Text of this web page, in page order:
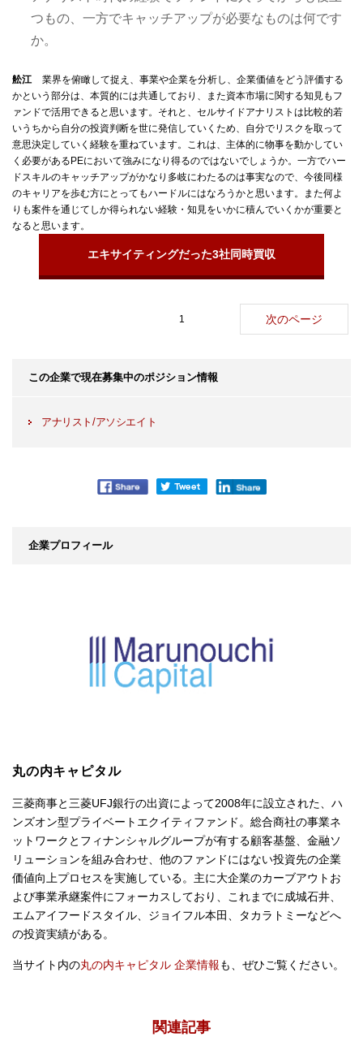
つもの、一方でキャッチアップが必要なものは何です
か。
舩江
業界を俯瞰して捉え、事業や企業を分析し、企業価値をどう評価する
かという部分は、本質的には共通しており、また資本市場に関する知見もフ
ァンドで活用できると思います。それと、セルサイドアナリストは比較的若
いうちから自分の投資判断を世に発信していくため、自分でリスクを取って
意思決定していく経験を重ねています。これは、主体的に物事を動かしてい
く必要があるPEにおいて強みになり得るのではないでしょうか。一方でハー
ドスキルのキャッチアップがかなり多岐にわたるのは事実なので、今後同様
のキャリアを歩む方にとってもハードルにはなろうかと思います。また何よ
りも案件を通じてしか得られない経験・知見をいかに積んでいくかが重要と
なると思います。
エキサイティングだった3社同時買収
1 次のページ
この企業で現在募集中のポジション情報
アナリスト/アソシエイト
企業プロフィール
丸の内キャピタル
三菱商事と三菱UFJ銀行の出資によって2008年に設立された、ハ
ンズオン型プライベートエクイティファンド。総合商社の事業ネ
ットワークとフィナンシャルグループが有する顧客基盤、金融ソ
リューションを組み合わせ、他のファンドにはない投資先の企業
価値向上プロセスを実施している。主に大企業のカーブアウトお
よび事業承継案件にフォーカスしており、これまでに成城石井、
エムアイフードスタイル、ジョイフル本田、タカラトミーなどへ
の投資実績がある。
当サイト内の丸の内キャピタル 企業情報も、ぜひご覧ください。
関連記事